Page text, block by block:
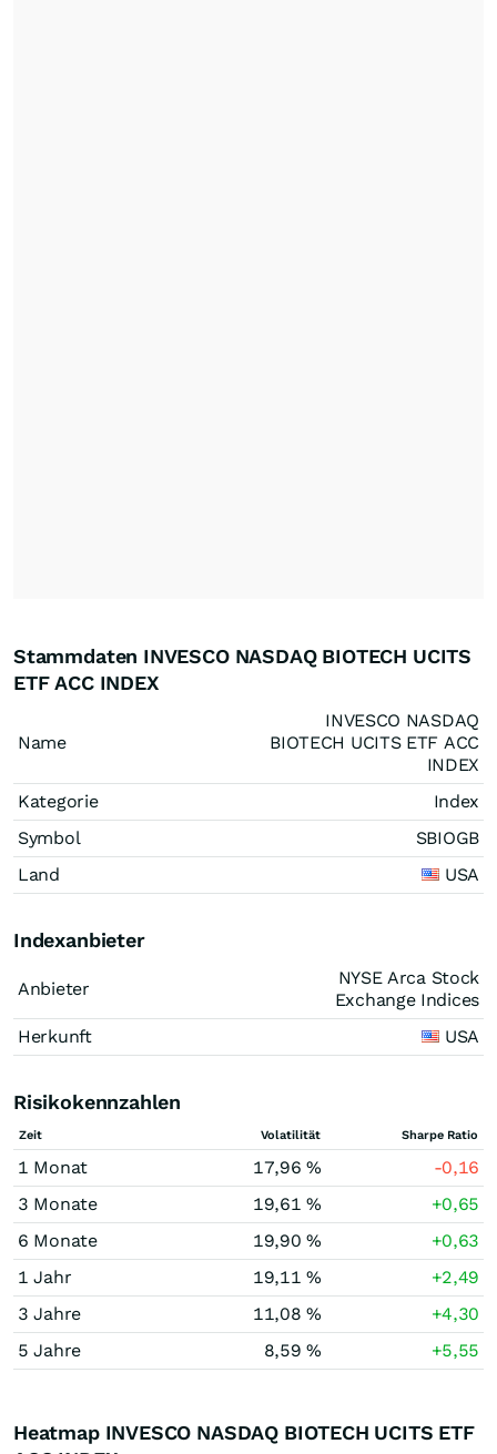
Stammdaten INVESCO NASDAQ BIOTECH UCITS
ETF ACC INDEX
Name
INVESCO NASDAQ
BIOTECH UCITS ETF ACC
INDEX
Kategorie
Index
Symbol
SBIOGB
Land
USA
Indexanbieter
Anbieter
NYSE Arca Stock
Exchange Indices
Herkunft
USA
Risikokennzahlen
Zeit Volatilität Sharpe Ratio
1 Monat 17,96 %
-0,16
3 Monate
19,61 %
+0,65
6 Monate
19,90 %
+0,63
1 Jahr
19,11 %
+2,49
3 Jahre
11,08 %
+4,30
5 Jahre
8,59 % +5,55
Heatmap INVESCO NASDAQ BIOTECH UCITS ETF